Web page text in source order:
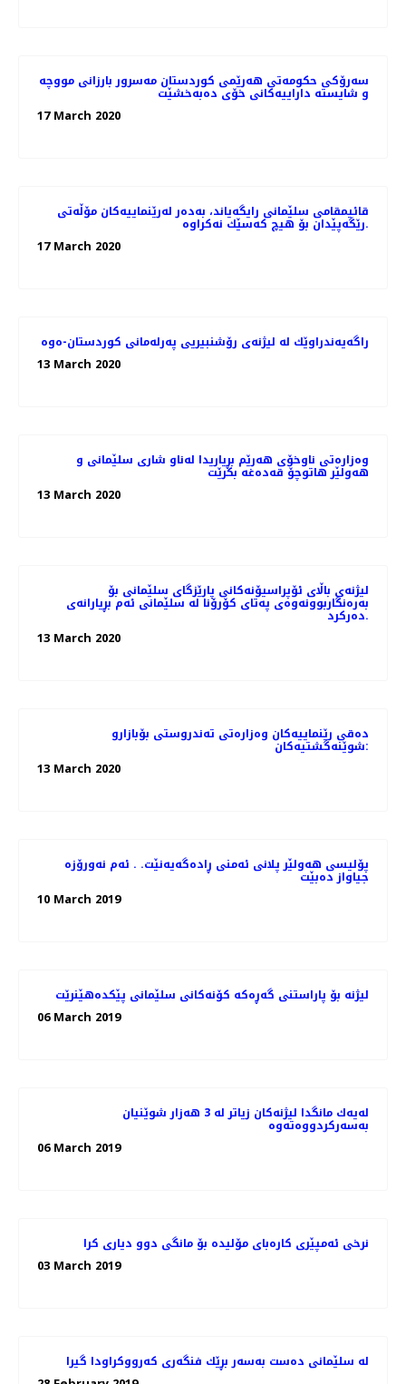
سەرۆکی حکومەتی هەرێمی کوردستان مەسرور بارزانی مووچە
و شایستە داراییەکانی خۆی دەبەخشێت
17 March 2020
قائیمقامی سلێمانی رایگه‌یاند، به‌ده‌ر له‌رێنماییه‌كان مۆڵه‌تی
رێگه‌پێدان بۆ هیچ كه‌سێك نه‌كراوه‌.
17 March 2020
راگه‌یه‌ندراوێك لە لیژنەی رۆشنبیریی پەرلەمانی كوردستان-ەوە
13 March 2020
وەزارەتی ناوخۆی هەرێم بڕیاریدا لەناو شاری سلێمانی و
هەولێر هاتوچۆ قەدەغە بکرێت
13 March 2020
لیژنەی باڵای ئۆپراسیۆنەكانی پارێزگای سلێمانی بۆ
بەرەنگاربوونەوەی پەتای كۆرۆنا لە سلێمانی ئەم بڕیارانەی
دەرکرد.
13 March 2020
دەقی رێنماییەكان وەزارەتی تەندروستی بۆبازارو
شوێنەگشتیەکان:
13 March 2020
پۆلیسی هەولێر پلانی ئەمنی ڕادەگەیەنێت. . ئەم نەورۆزە
جیاواز دەبێت
10 March 2019
لیژنە بۆ پاراستنی گەڕەكە كۆنەكانی سلێمانی پێكدەهێنرێت
06 March 2019
له‌یه‌ك مانگدا لیژنه‌كان زیاتر له‌ 3 هه‌زار شوێنیان
06 March 2019
نرخی ئه‌مپێری كاره‌بای مۆلیده‌ بۆ مانگی دوو دیاری كرا
03 March 2019
له‌ سلێمانی ده‌ست به‌سه‌ر بڕێك فنگه‌ری كه‌رووكراودا گیرا